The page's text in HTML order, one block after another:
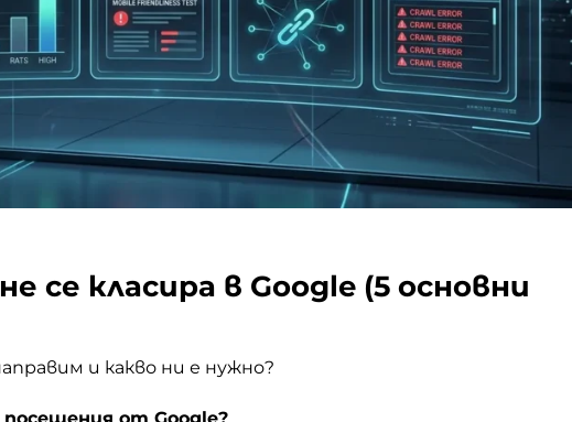
се класира в Google (5 основни
и какво ни е нужно?